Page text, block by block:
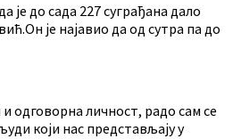
до сада 227 суграђана дало
је најавио да од сутра па до
одговорна личност, радо сам се
који нас представљају у